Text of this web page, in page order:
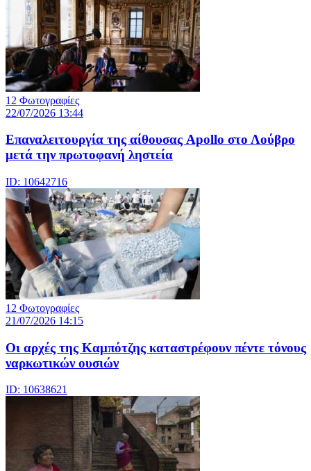
12 Φωτογραφίες
22/07/2026 13:44
Eπαναλειτουργία της αίθουσας Apollo στο Λούβρο
μετά την πρωτοφανή ληστεία
ID: 10642716
12 Φωτογραφίες
21/07/2026 14:15
Οι αρχές της Καμπότζης καταστρέφουν πέντε τόνους
ναρκωτικών ουσιών
ID: 10638621